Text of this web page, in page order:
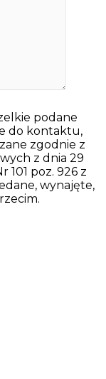
podane
do kontaktu,
zgodnie z
z dnia 29
101 poz. 926 z
wynajęte,